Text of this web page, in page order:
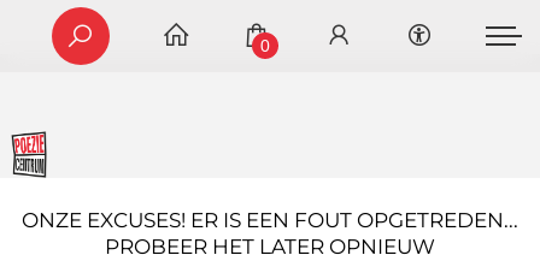
0
ONZE EXCUSES! ER IS EEN FOUT OPGETREDEN...
PROBEER HET LATER OPNIEUW